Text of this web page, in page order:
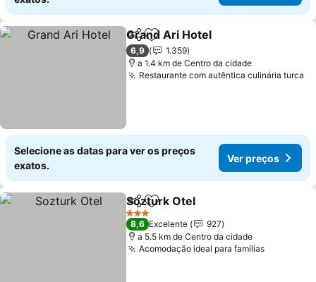
PartilharAdicionar aos favoritos
Grand Ari Hotel
6,9
1.359
a 1.4 km de Centro da cidade
Restaurante com autêntica culinária turca
Selecione as datas para ver os preços
exatos.
Ver preços
PartilharAdicionar aos favoritos
Sozturk Otel
3 Estrelas
8,6 Excelente
927
a 5.5 km de Centro da cidade
Acomodação ideal para famílias